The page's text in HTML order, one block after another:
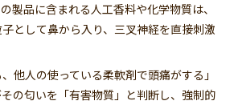
製品に含まれる人工香料や化学物質は、
として鼻から入り、三叉神経を直接刺激
他人の使っている柔軟剤で頭痛がする」
の匂いを「有害物質」と判断し、強制的